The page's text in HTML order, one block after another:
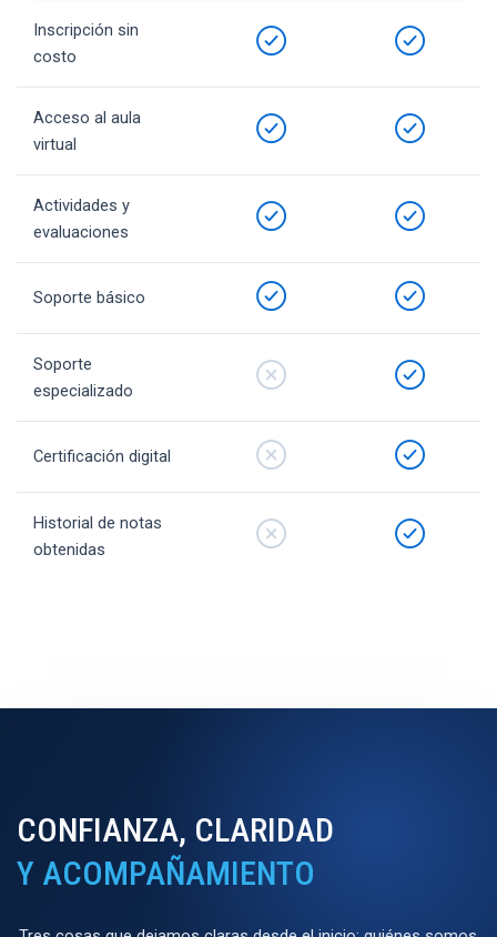
Inscripción sin
costo
Acceso al aula
virtual
Actividades y
evaluaciones
Soporte básico
Soporte
especializado
Certificación digital
Historial de notas
obtenidas
CONFIANZA, CLARIDAD
Y ACOMPAÑAMIENTO